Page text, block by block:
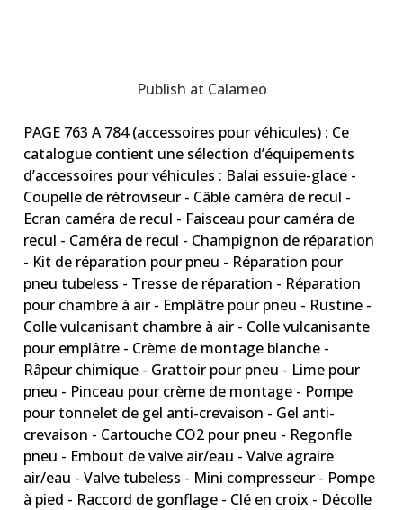
Publish at Calameo
PAGE 763 A 784 (accessoires pour véhicules) : Ce
catalogue contient une sélection d’équipements
d’accessoires pour véhicules : Balai essuie-glace -
Coupelle de rétroviseur - Câble caméra de recul -
Ecran caméra de recul - Faisceau pour caméra de
recul - Caméra de recul - Champignon de réparation
- Kit de réparation pour pneu - Réparation pour
pneu tubeless - Tresse de réparation - Réparation
pour chambre à air - Emplâtre pour pneu - Rustine -
Colle vulcanisant chambre à air - Colle vulcanisante
pour emplâtre - Crème de montage blanche -
Râpeur chimique - Grattoir pour pneu - Lime pour
pneu - Pinceau pour crème de montage - Pompe
pour tonnelet de gel anti-crevaison - Gel anti-
crevaison - Cartouche CO2 pour pneu - Regonfle
pneu - Embout de valve air/eau - Valve agraire
air/eau - Valve tubeless - Mini compresseur - Pompe
à pied - Raccord de gonflage - Clé en croix - Décolle